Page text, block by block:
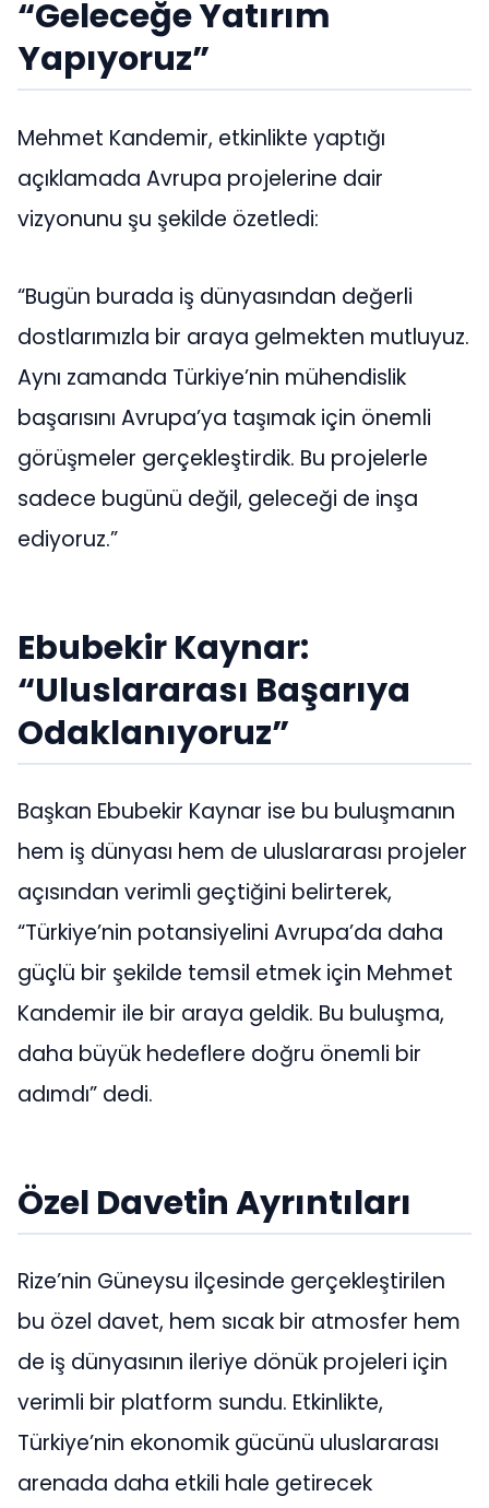
“Geleceğe Yatırım
Yapıyoruz”
Mehmet Kandemir, etkinlikte yaptığı
açıklamada Avrupa projelerine dair
vizyonunu şu şekilde özetledi:
“Bugün burada iş dünyasından değerli
dostlarımızla bir araya gelmekten mutluyuz.
Aynı zamanda Türkiye’nin mühendislik
başarısını Avrupa’ya taşımak için önemli
görüşmeler gerçekleştirdik. Bu projelerle
sadece bugünü değil, geleceği de inşa
ediyoruz.”
Ebubekir Kaynar:
“Uluslararası Başarıya
Odaklanıyoruz”
Başkan Ebubekir Kaynar ise bu buluşmanın
hem iş dünyası hem de uluslararası projeler
açısından verimli geçtiğini belirterek,
“Türkiye’nin potansiyelini Avrupa’da daha
güçlü bir şekilde temsil etmek için Mehmet
Kandemir ile bir araya geldik. Bu buluşma,
daha büyük hedeflere doğru önemli bir
adımdı” dedi.
Özel Davetin Ayrıntıları
Rize’nin Güneysu ilçesinde gerçekleştirilen
bu özel davet, hem sıcak bir atmosfer hem
de iş dünyasının ileriye dönük projeleri için
verimli bir platform sundu. Etkinlikte,
Türkiye’nin ekonomik gücünü uluslararası
arenada daha etkili hale getirecek